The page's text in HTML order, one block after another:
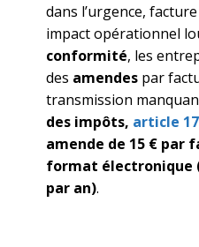
dans l’urgence,
impact opérationnel
conformité, les
des amendes par
transmission
des impôts, article
amende de 15 € par
format électronique
par an).